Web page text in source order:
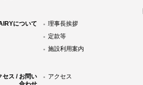
について
理事長挨拶
定款等
施設利用案内
セス / お問い
アクセス